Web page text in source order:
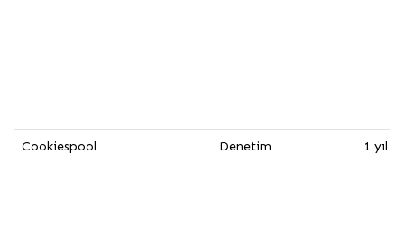
Cookiespool Denetim 1 yıl